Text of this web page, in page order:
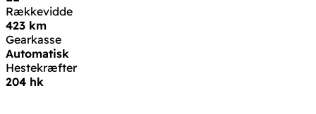
Rækkevidde
423 km
Gearkasse
Automatisk
Hestekræfter
204 hk